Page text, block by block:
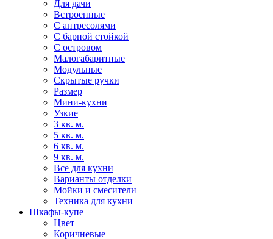
Для дачи
Встроенные
С антресолями
С барной стойкой
С островом
Малогабаритные
Модульные
Скрытые ручки
Размер
Мини-кухни
Узкие
3 кв. м.
5 кв. м.
6 кв. м.
9 кв. м.
Все для кухни
Варианты отделки
Мойки и смесители
Техника для кухни
Шкафы-купе
Цвет
Коричневые